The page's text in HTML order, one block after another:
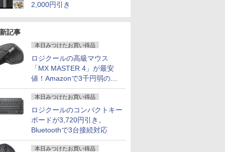
2,000円引き
記事
本日みつけたお買い得品
ロジクールの高級マウス
「MX MASTER 4」が最安
値！Amazonで3千円弱の割
引
本日みつけたお買い得品
ロジクールのコンパクトキー
ボードが3,720円引き。
Bluetoothで3台接続対応
本日みつけたお買い得品